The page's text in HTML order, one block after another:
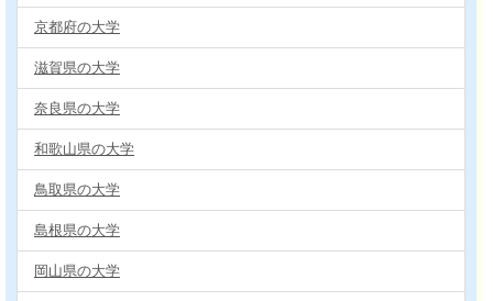
京都府の大学
滋賀県の大学
奈良県の大学
和歌山県の大学
鳥取県の大学
島根県の大学
岡山県の大学